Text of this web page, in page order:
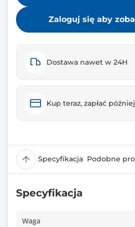
Zaloguj się aby
Dostawa nawet w 24H
Kup teraz, zapłać później
Specyfikacja Podobne
Specyfikacja
Waga